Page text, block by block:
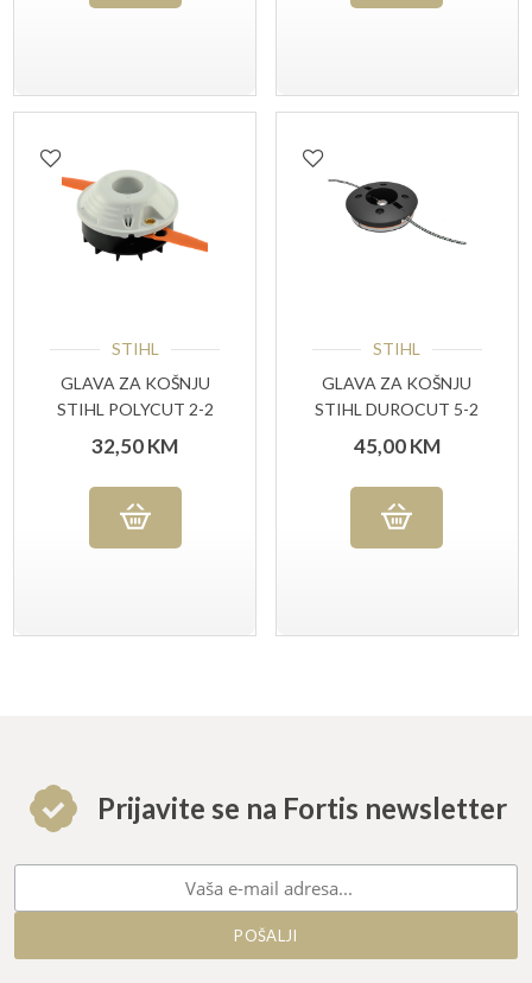
STIHL
GLAVA ZA KOŠNJU
STIHL POLYCUT 2-2
32,50KM
STIHL
GLAVA ZA KOŠNJU
STIHL DUROCUT 5-2
45,00KM
Prijavite se na Fortis newsletter